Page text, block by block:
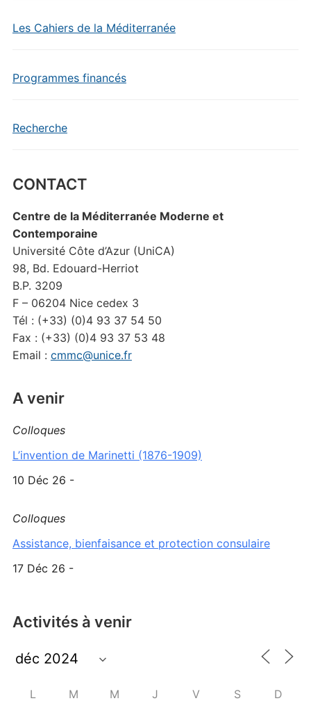
Les Cahiers de la Méditerranée
Programmes financés
Recherche
CONTACT
Centre de la Méditerranée Moderne et
Contemporaine
Université Côte d’Azur (UniCA)
98, Bd. Edouard-Herriot
B.P. 3209
F – 06204 Nice cedex 3
Tél : (+33) (0)4 93 37 54 50
Fax : (+33) (0)4 93 37 53 48
Email : cmmc@unice.fr
A venir
Colloques
L’invention de Marinetti (1876-1909)
10 Déc 26 -
Colloques
Assistance, bienfaisance et protection consulaire
17 Déc 26 -
Activités à venir
L M M J V S D